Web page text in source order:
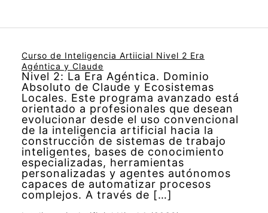
Curso de Inteligencia Artiicial Nivel 2 Era
Agéntica y Claude
Nivel 2: La Era Agéntica. Dominio
Absoluto de Claude y Ecosistemas
Locales. Este programa avanzado está
orientado a profesionales que desean
evolucionar desde el uso convencional
de la inteligencia artificial hacia la
construcción de sistemas de trabajo
inteligentes, bases de conocimiento
especializadas, herramientas
personalizadas y agentes autónomos
capaces de automatizar procesos
complejos. A través de […]